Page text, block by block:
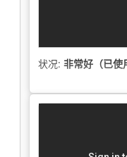
状况: 非常好（已使